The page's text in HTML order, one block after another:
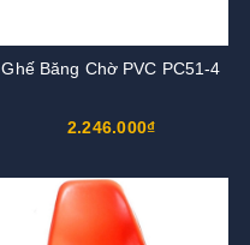
Ghế Băng Chờ PVC PC51-4
2.246.000₫